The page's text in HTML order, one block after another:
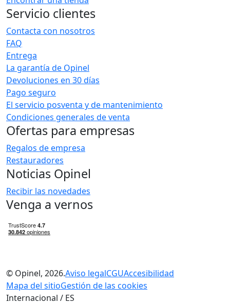
Servicio clientes
Contacta con nosotros
FAQ
Entrega
La garantía de Opinel
Devoluciones en 30 días
Pago seguro
El servicio posventa y de mantenimiento
Condiciones generales de venta
Ofertas para empresas
Regalos de empresa
Restauradores
Noticias Opinel
Recibir las novedades
Venga a vernos
© Opinel, 2026.Aviso legalCGUAccesibilidad
Mapa del sitioGestión de las cookies
Internacional / ES